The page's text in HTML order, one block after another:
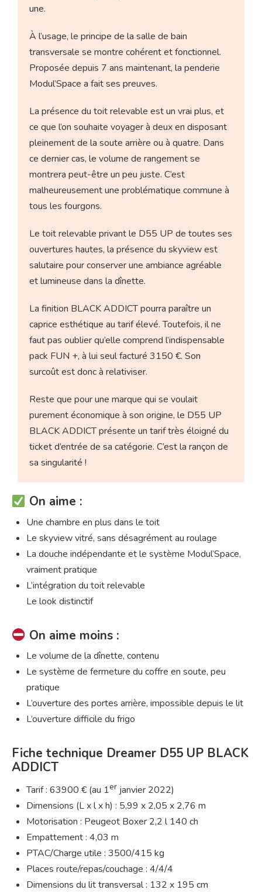
une.
À l’usage, le principe de la salle de bain
transversale se montre cohérent et fonctionnel.
Proposée depuis 7 ans maintenant, la penderie
Modul’Space a fait ses preuves.
La présence du toit relevable est un vrai plus, et
ce que l’on souhaite voyager à deux en disposant
pleinement de la soute arrière ou à quatre. Dans
ce dernier cas, le volume de rangement se
montrera peut-être un peu juste. C’est
malheureusement une problématique commune à
tous les fourgons.
Le toit relevable privant le D55 UP de toutes ses
ouvertures hautes, la présence du skyview est
salutaire pour conserver une ambiance agréable
et lumineuse dans la dînette.
La finition BLACK ADDICT pourra paraître un
caprice esthétique au tarif élevé. Toutefois, il ne
faut pas oublier qu’elle comprend l’indispensable
pack FUN +, à lui seul facturé 3150 €. Son
surcoût est donc à relativiser.
Reste que pour une marque qui se voulait
purement économique à son origine, le D55 UP
BLACK ADDICT présente un tarif très éloigné du
ticket d’entrée de sa catégorie. C’est la rançon de
sa singularité !
On aime :
Une chambre en plus dans le toit
Le skyview vitré, sans désagrément au roulage
La douche indépendante et le système Modul’Space,
vraiment pratique
L’intégration du toit relevable
Le look distinctif
On aime moins :
Le volume de la dînette, contenu
Le système de fermeture du coffre en soute, peu
pratique
L’ouverture des portes arrière, impossible depuis le lit
L’ouverture difficile du frigo
Fiche technique Dreamer D55 UP BLACK
ADDICT
Tarif : 63900 € (au 1er janvier 2022)
Dimensions (L x l x h) : 5,99 x 2,05 x 2,76 m
Motorisation : Peugeot Boxer 2,2 l 140 ch
Empattement : 4,03 m
PTAC/Charge utile : 3500/415 kg
Places route/repas/couchage : 4/4/4
Dimensions du lit transversal : 132 x 195 cm